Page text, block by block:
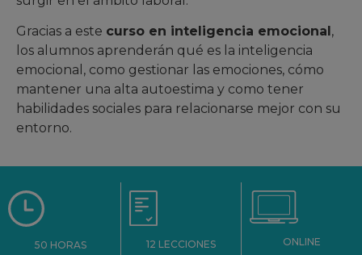
Gracias a este curso en inteligencia emocional ,
los alumnos aprenderán qué es la inteligencia
emocional, como gestionar las emociones, cómo
mantener una alta autoestima y como tener
habilidades sociales para relacionarse mejor con su
entorno.
50 HORAS 12 LECCIONES ONLINE